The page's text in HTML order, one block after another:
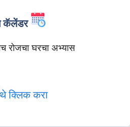
कॅलेंडर
रोजचा घरचा अभ्यास
क्लिक करा